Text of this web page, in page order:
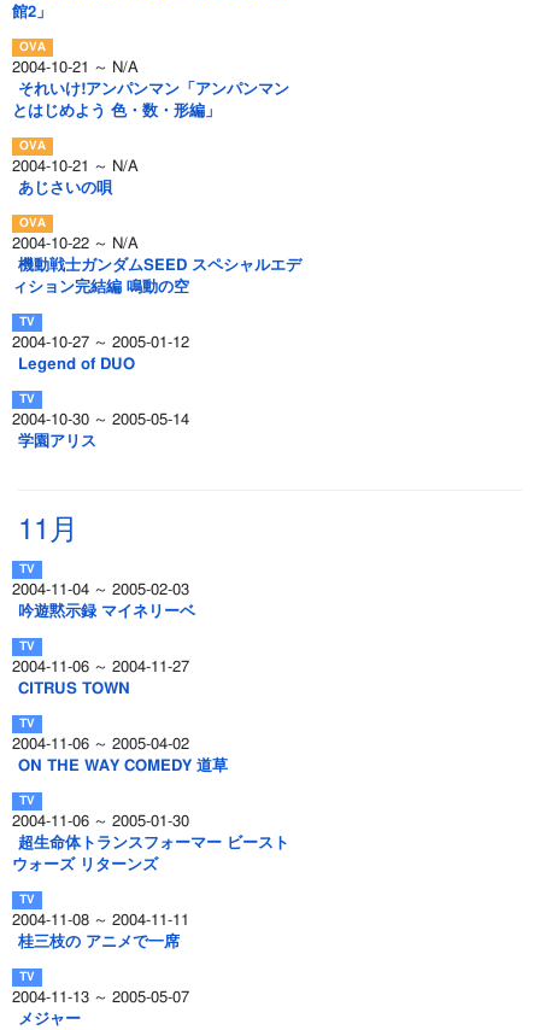
館2」
2004-10-21 ～ N/A
それいけ!アンパンマン「アンパンマン
とはじめよう 色・数・形編」
2004-10-21 ～ N/A
あじさいの唄
2004-10-22 ～ N/A
機動戦士ガンダムSEED スペシャルエデ
ィション完結編 鳴動の空
2004-10-27 ～ 2005-01-12
Legend of DUO
2004-10-30 ～ 2005-05-14
学園アリス
11月
2004-11-04 ～ 2005-02-03
吟遊黙示録 マイネリーベ
2004-11-06 ～ 2004-11-27
CITRUS TOWN
2004-11-06 ～ 2005-04-02
ON THE WAY COMEDY 道草
2004-11-06 ～ 2005-01-30
超生命体トランスフォーマー ビースト
ウォーズ リターンズ
2004-11-08 ～ 2004-11-11
桂三枝の アニメで一席
2004-11-13 ～ 2005-05-07
メジャー